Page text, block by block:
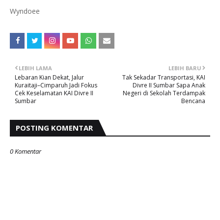
Wyndoee
LEBIH BARU
Tak Sekadar Transportasi, KAI
Divre II Sumbar Sapa Anak
Negeri di Sekolah Terdampak
Bencana
LEBIH LAMA
Lebaran Kian Dekat, Jalur
Kuraitaji–Cimparuh Jadi Fokus
Cek Keselamatan KAI Divre II
Sumbar
POSTING KOMENTAR
0 Komentar